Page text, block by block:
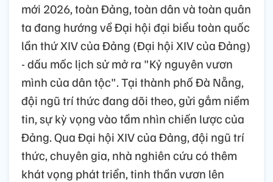
mới 2026, toàn Đảng, toàn dân và toàn quân
ta đang hướng về Đại hội đại biểu toàn quốc
lần thứ XIV của Đảng (Đại hội XIV của Đảng)
- dấu mốc lịch sử mở ra "Kỷ nguyên vươn
mình của dân tộc". Tại thành phố Đà Nẵng,
đội ngũ trí thức đang dõi theo, gửi gắm niềm
tin, sự kỳ vọng vào tầm nhìn chiến lược của
Đảng. Qua Đại hội XIV của Đảng, đội ngũ trí
thức, chuyên gia, nhà nghiên cứu có thêm
khát vọng phát triển, tinh thần vươn lên